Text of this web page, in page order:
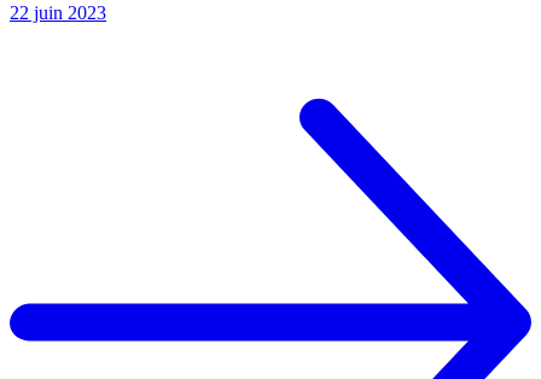
22 juin 2023